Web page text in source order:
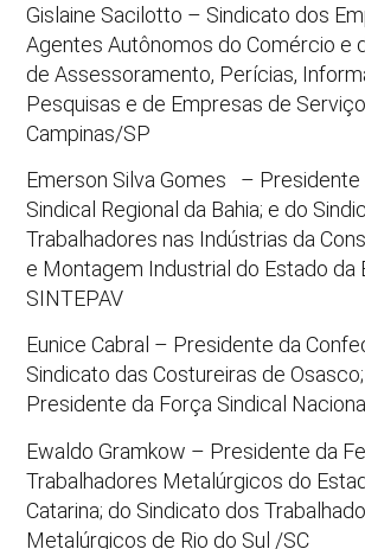
Gislaine Sacilotto – Sindicato dos
Agentes Autônomos do Comércio e
de Assessoramento, Perícias,
Pesquisas e de Empresas de
Campinas/SP
Emerson Silva Gomes – Presidente
Sindical Regional da Bahia; e do
Trabalhadores nas Indústrias da
e Montagem Industrial do Estado da
SINTEPAV
Eunice Cabral – Presidente da
Sindicato das Costureiras de
Presidente da Força Sindical Nacional
Ewaldo Gramkow – Presidente da
Trabalhadores Metalúrgicos do
Catarina; do Sindicato dos
Metalúrgicos de Rio do Sul /SC